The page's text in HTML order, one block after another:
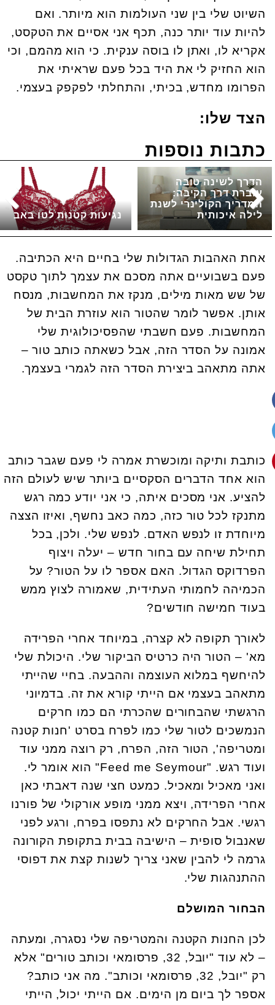
השיוט שלי בין שני העולמות הוא מיותר. ואם
להיות עוד יותר כנה, תכף אני אסיים את הטקסט,
אקריא לו, ואתן לו בוסה ענקית. כי הוא מהמם, וכי
הוא החזיק לי את היד בכל פעם שראיתי את
הפרומו מחדש, בכיתי, והתחלתי לפקפק בעצמי.
הצד שלו:
כתבות נוספות
נגיעות קטנות לטו באב
הדרך לשינה טובה
עוברת דרך הקיבה:
המדריך הקולינרי לשנת
לילה איכותית
אחת האהבות הגדולות שלי בחיים היא הכתיבה.
פעם בשבועיים אתה מסכם את עצמך לתוך טקסט
של שש מאות מילים, מנקז את המחשבות, מנסח
אותן. אפשר לומר שהטור הוא עוזרת הבית של
המחשבות. פעם חשבתי שהפסיכולוגית שלי
אמונה על הסדר הזה, אבל כשאתה כותב טור –
אתה מתאהב ביצירת הסדר הזה לגמרי בעצמך.
כותבת ותיקה ומוכשרת אמרה לי פעם שגבר כותב
הוא אחד הדברים הסקסיים ביותר שיש לעולם הזה
להציע. אני מסכים איתה, כי אני יודע כמה רגש
מתנקז לכל טור כזה, כמה כאב נחשף, ואיזו הצצה
מיוחדת זו לנפש האדם. לנפש שלי. ולכן, בכל
תחילת שיחה עם בחור חדש – יעלה ויצוף
הפרדוקס הגדול. האם אספר לו על הטור? על
הכמיהה לחמותי העתידית, שאמורה לצוץ ממש
בעוד חמישה חודשים?
לאורך תקופה לא קצרה, במיוחד אחרי הפרידה
מא' – הטור היה כרטיס הביקור שלי. היכולת שלי
להיחשף במלוא העוצמה וההבעה. בחיי שהייתי
מתאהב בעצמי אם הייתי קורא את זה. בדמיוני
הרגשתי שהבחורים שהכרתי הם כמו חרקים
הנמשכים לטור שלי כמו לפרח בסרט 'חנות קטנה
ומטריפה', הטור הזה, הפרח, רק רוצה ממני עוד
ועוד רגש. "Feed me Seymour" הוא אומר לי.
ואני מאכיל ומאכיל. כמעט חצי שנה דאבתי כאן
אחרי הפרידה, ויצא ממני מופע אורקולי של פורנו
רגשי. אבל החרקים לא נתפסו בפרח, ורגע לפני
שאנבול סופית – הישיבה בבית בתקופת הקורונה
גרמה לי להבין שאני צריך לשנות קצת את דפוסי
ההתנהגות שלי.
הבחור המושלם
לכן החנות הקטנה והמטריפה שלי נסגרה, ומעתה
– לא עוד "יובל, 32, פרסומאי וכותב טורים" אלא
רק "יובל, 32, פרסומאי וכותב". מה אני כותב?
אספר לך ביום מן הימים. אם הייתי יכול, הייתי